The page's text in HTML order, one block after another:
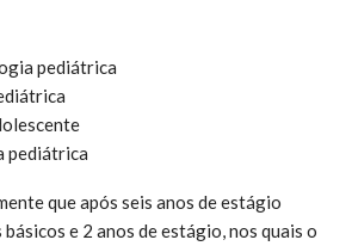
pediátrica
pediátrica
que após seis anos de estágio
e 2 anos de estágio, nos quais o